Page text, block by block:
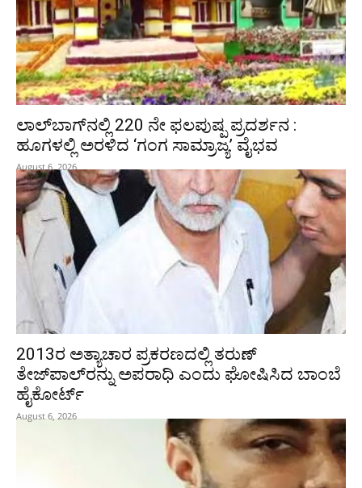
ಲಾಲ್‍ಬಾಗ್‍ನಲ್ಲಿ 220 ನೇ ಫಲಪುಷ್ಪ ಪ್ರದರ್ಶನ :
ಹೂಗಳಲ್ಲಿ ಅರಳಿದ ‘ಗಂಗ ಸಾಮ್ರಾಜ್ಯ’ ವೈಭವ
August 6, 2026
2013ರ ಅತ್ಯಾಚಾರ ಪ್ರಕರಣದಲ್ಲಿ ತರುಣ್
ತೇಜ್‌ಪಾಲ್‌ರನ್ನು ಅಪರಾಧಿ ಎಂದು ಘೋಷಿಸಿದ ಬಾಂಬೆ
ಹೈಕೋರ್ಟ್
August 6, 2026